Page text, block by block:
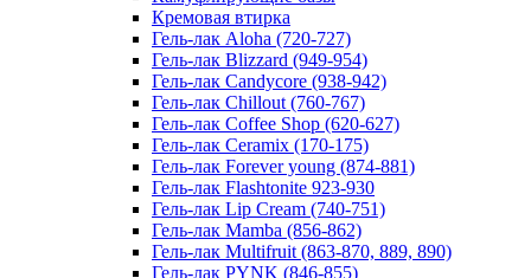
Кремовая втирка
Гель-лак Aloha (720-727)
Гель-лак Blizzard (949-954)
Гель-лак Candycore (938-942)
Гель-лак Chillout (760-767)
Гель-лак Coffee Shop (620-627)
Гель-лак Ceramix (170-175)
Гель-лак Forever young (874-881)
Гель-лак Flashtonite 923-930
Гель-лак Lip Cream (740-751)
Гель-лак Mamba (856-862)
Гель-лак Multifruit (863-870, 889, 890)
Гель-лак PYNK (846-855)